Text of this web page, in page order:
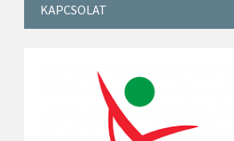
KAPCSOLAT